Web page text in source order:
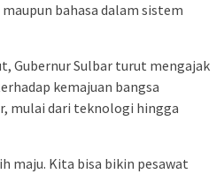
bahasa dalam sistem
Gubernur Sulbar turut mengajak
kemajuan bangsa
mulai dari teknologi hingga
maju. Kita bisa bikin pesawat